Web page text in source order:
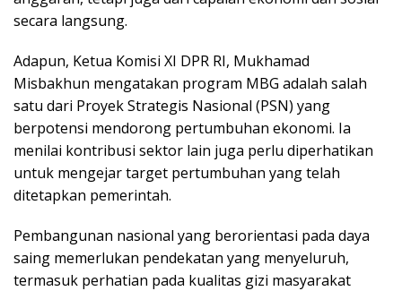
secara langsung.
Adapun, Ketua Komisi XI DPR RI, Mukhamad
Misbakhun mengatakan program MBG adalah salah
satu dari Proyek Strategis Nasional (PSN) yang
berpotensi mendorong pertumbuhan ekonomi. Ia
menilai kontribusi sektor lain juga perlu diperhatikan
untuk mengejar target pertumbuhan yang telah
ditetapkan pemerintah.
Pembangunan nasional yang berorientasi pada daya
saing memerlukan pendekatan yang menyeluruh,
termasuk perhatian pada kualitas gizi masyarakat